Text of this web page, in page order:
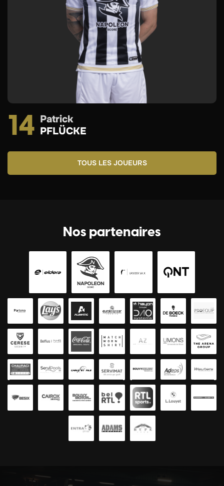
ans
14
patrick
PFLÜCKE
TOUS LES JOUEURS
Nos partenaires